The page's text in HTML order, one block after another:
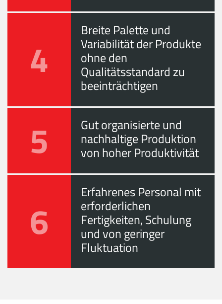
4
Breite Palette und
Variabilität der Produkte
ohne den
Qualitätsstandard zu
beeinträchtigen
5 Gut organisierte und
nachhaltige Produktion
von hoher Produktivität
6
Erfahrenes Personal mit
erforderlichen
Fertigkeiten, Schulung
und von geringer
Fluktuation